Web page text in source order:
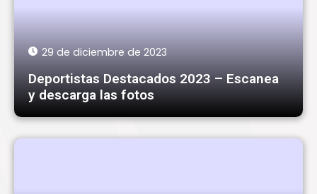
29 de diciembre de 2023
Deportistas Destacados 2023 – Escanea
y descarga las fotos